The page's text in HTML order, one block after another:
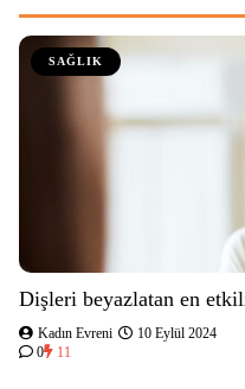
SAĞLIK
Dişleri beyazlatan en
Kadın Evreni
10 Eylül 2024
0
11